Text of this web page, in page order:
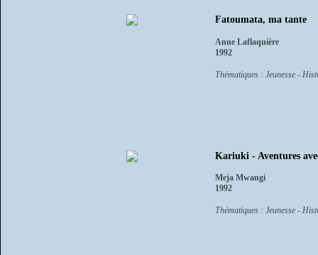
Fatoumata, ma tante
Anne Laflaquière
1992
Thématiques : Jeunesse -
Kariuki - Aventures
Meja Mwangi
1992
Thématiques : Jeunesse -